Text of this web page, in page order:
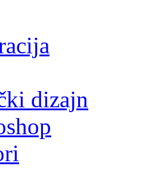
dizajn